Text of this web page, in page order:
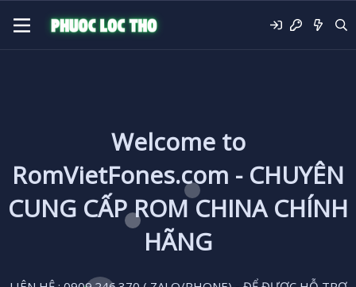
Welcome to
RomVietFones.com - CHUYÊN
CUNG CẤP ROM CHINA CHÍNH
HÃNG